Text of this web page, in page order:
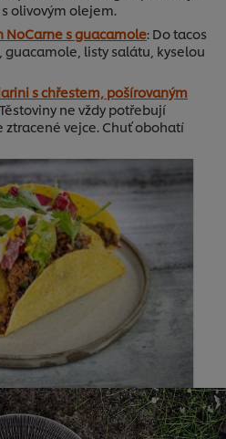
olivovým olejem.
NoCarne s guacamole: Do tacos
guacamole, listy salátu, kyselou
s chřestem, pošírovaným
ne vždy potřebují
vejce. Chuť obohatí